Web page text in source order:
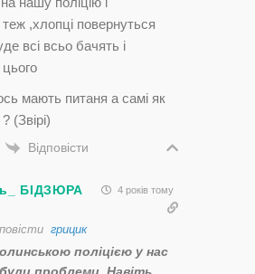
,хлопці повернуться
всі всьо бачять і
мають питаня а самі як
(Звірі)
Відповісти
БІДЗЮРА 4 років тому
грицик
поліцією у нас